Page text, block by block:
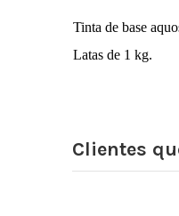
Tinta de base
Latas de 1 kg.
Clientes